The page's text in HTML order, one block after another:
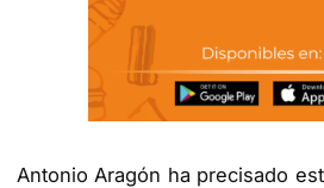
Antonio Aragón ha precisado